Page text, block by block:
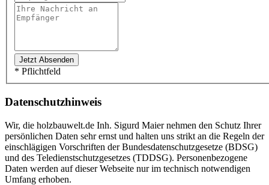
* Pflichtfeld
Datenschutzhinweis
Wir, die holzbauwelt.de Inh. Sigurd Maier nehmen den Schutz Ihrer
persönlichen Daten sehr ernst und halten uns strikt an die Regeln der
einschlägigen Vorschriften der Bundesdatenschutzgesetze (BDSG)
und des Teledienstschutzgesetzes (TDDSG). Personenbezogene
Daten werden auf dieser Webseite nur im technisch notwendigen
Umfang erhoben.